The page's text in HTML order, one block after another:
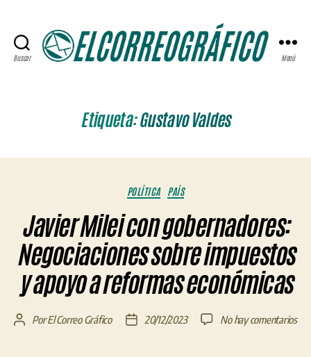
Buscar Menú
Etiqueta:Gustavo Valdes
Categorías
POLÍTICA PAÍS
Javier Milei con gobernadores:
Negociaciones sobre impuestos
y apoyo a reformas económicas
AutorPorEl Correo Gráfico
Fecha20/12/2023 No hay comentariosen